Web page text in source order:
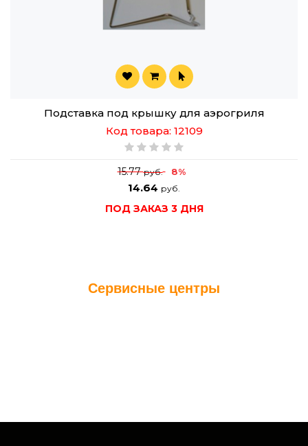
Подставка под крышку для аэрогриля
Код товара: 12109
15.77руб. 8%
14.64 руб.
ПОД ЗАКАЗ 3 ДНЯ
Сервисные центры